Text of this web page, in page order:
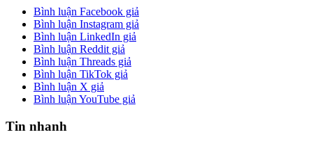
Bình luận Facebook giả
Bình luận Instagram giả
Bình luận LinkedIn giả
Bình luận Reddit giả
Bình luận Threads giả
Bình luận TikTok giả
Bình luận X giả
Bình luận YouTube giả
Tin nhanh